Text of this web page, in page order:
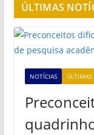
ÚLTIMAS
NOTÍCIAS ÚLTIMAS